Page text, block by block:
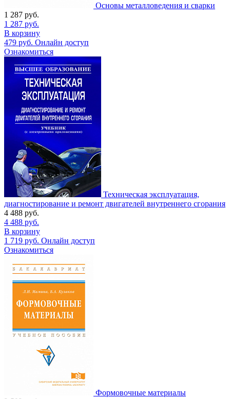
Основы металловедения и сварки
1 287 руб.
1 287 руб.
В корзину
479 руб. Онлайн доступ
Ознакомиться
Техническая эксплуатация,
диагностирование и ремонт двигателей внутреннего сгорания
4 488 руб.
4 488 руб.
В корзину
1 719 руб. Онлайн доступ
Ознакомиться
Формовочные материалы